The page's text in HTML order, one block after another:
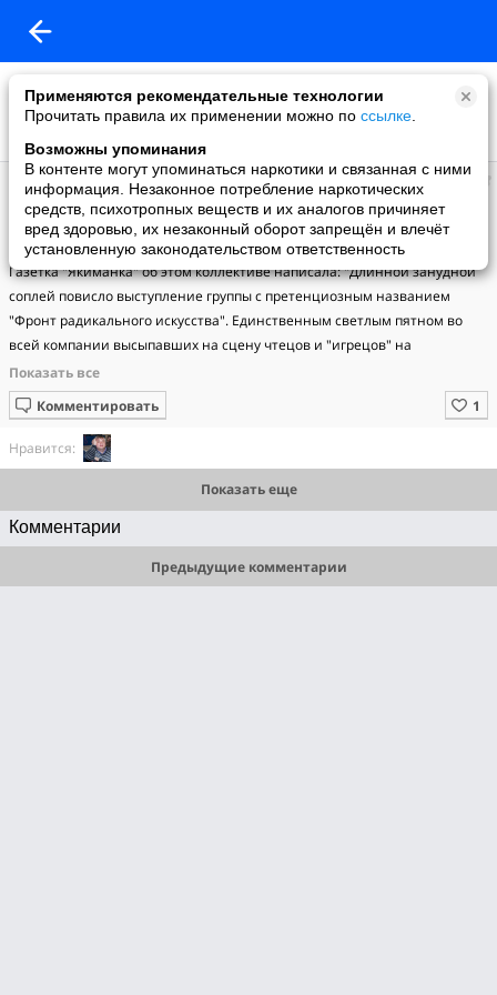
Применяются рекомендательные технологии
Прочитать правила их применении можно по ссылке
Возможны упоминания
В контенте могут упоминаться наркотики и связанная с ними
информация. Незаконное потребление наркотических
средств, психотропных веществ и их аналогов причиняет
вред здоровью, их незаконный оборот запрещён и влечёт
установленную законодательством ответственность
Владимир
добавил видео
05.05.2008
Фронт радикального искусства
Газетка "Якиманка" об этом коллективе написала: "Длинной занудной
соплей повисло выступление группы с претенциозным названием
"Фронт радикального искусства". Единственным светлым пятном во
всей компании высыпавших на сцену чтецов и "игрецов" на
диковинных этнических инструментах были две дамы – одна с
удивительно мощным вокалом в духе Диаманды Галас, другая – с
потрясающе красивым телом, которое и продемонстрировала во время
эротического танца на шесте".
Комментировать
Нравится:
Показать еще
Комментарии
Предыдущие комментарии